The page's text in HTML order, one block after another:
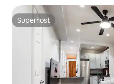
Superhost
Superhost